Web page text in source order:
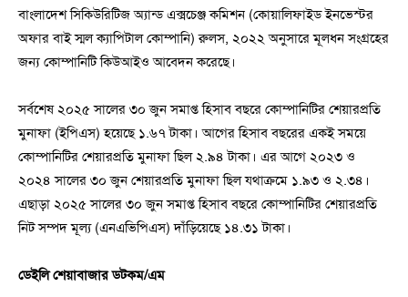
বাংলাদেশ সিকিউরিটিজ অ্যান্ড এক্সচেঞ্জ কমিশন (কোয়ালিফাইড ইনভেস্টর
অফার বাই স্মল ক্যাপিটাল কোম্পানি) রুলস, ২০২২ অনুসারে মূলধন সংগ্রহের
জন্য কোম্পানিটি কিউআইও আবেদন করেছে।
সর্বশেষ ২০২৫ সালের ৩০ জুন সমাপ্ত হিসাব বছরে কোম্পানিটির শেয়ারপ্রতি
মুনাফা (ইপিএস) হয়েছে ১.৬৭ টাকা। আগের হিসাব বছরের একই সময়ে
কোম্পানিটির শেয়ারপ্রতি মুনাফা ছিল ২.৯৪ টাকা। এর আগে ২০২৩ ও
২০২৪ সালের ৩০ জুন শেয়ারপ্রতি মুনাফা ছিল যথাক্রমে ১.৯৩ ও ২.৩৪।
এছাড়া ২০২৫ সালের ৩০ জুন সমাপ্ত হিসাব বছরে কোম্পানিটির শেয়ারপ্রতি
নিট সম্পদ মূল্য (এনএভিপিএস) দাঁড়িয়েছে ১৪.৩১ টাকা।
ডেইলি শেয়াবাজার ডটকম/এম